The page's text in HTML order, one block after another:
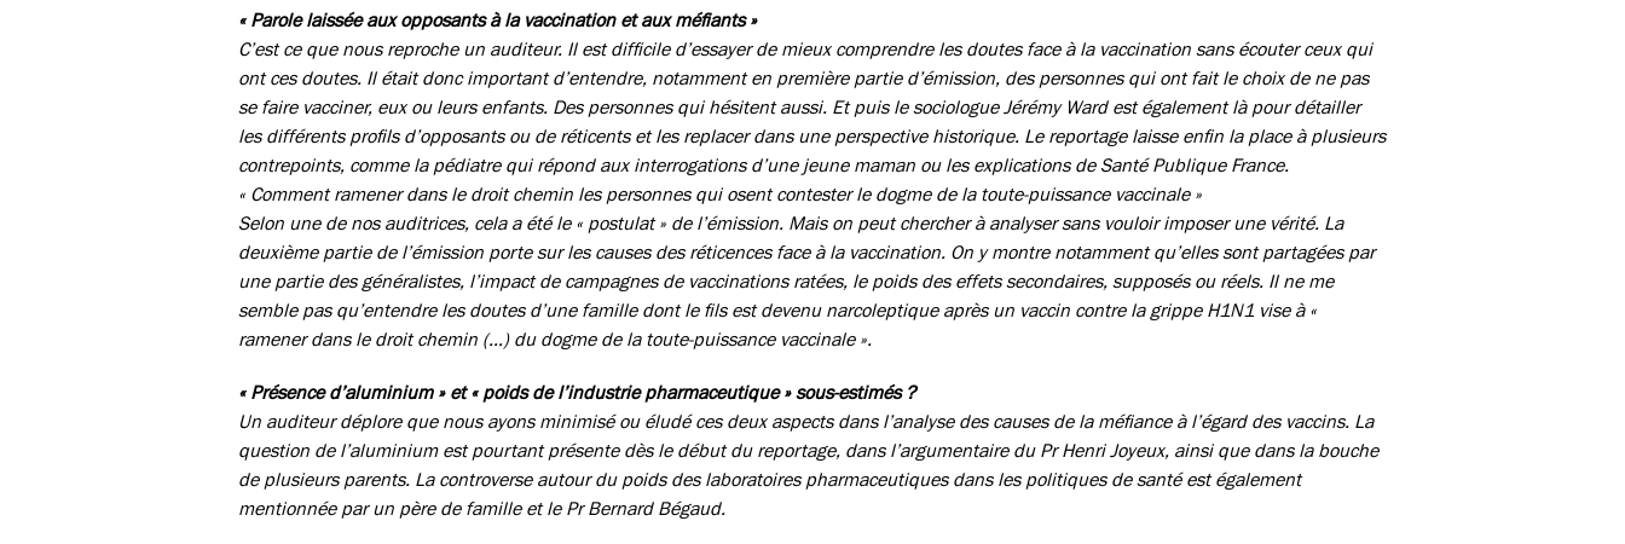
« Parole laissée aux opposants à la vaccination et aux méfiants »
C’est ce que nous reproche un auditeur. Il est difficile d’essayer de mieux comprendre les doutes face à la vaccination sans écouter ceux qui
ont ces doutes. Il était donc important d’entendre, notamment en première partie d’émission, des personnes qui ont fait le choix de ne pas
se faire vacciner, eux ou leurs enfants. Des personnes qui hésitent aussi. Et puis le sociologue Jérémy Ward est également là pour détailler
les différents profils d’opposants ou de réticents et les replacer dans une perspective historique. Le reportage laisse enfin la place à plusieurs
contrepoints, comme la pédiatre qui répond aux interrogations d’une jeune maman ou les explications de Santé Publique France.
« Comment ramener dans le droit chemin les personnes qui osent contester le dogme de la toute-puissance vaccinale »
Selon une de nos auditrices, cela a été le « postulat » de l’émission. Mais on peut chercher à analyser sans vouloir imposer une vérité. La
deuxième partie de l’émission porte sur les causes des réticences face à la vaccination. On y montre notamment qu’elles sont partagées par
une partie des généralistes, l’impact de campagnes de vaccinations ratées, le poids des effets secondaires, supposés ou réels. Il ne me
semble pas qu’entendre les doutes d’une famille dont le fils est devenu narcoleptique après un vaccin contre la grippe H1N1 vise à «
ramener dans le droit chemin (…) du dogme de la toute-puissance vaccinale ».
« Présence d’aluminium » et « poids de l’industrie pharmaceutique » sous-estimés ?
Un auditeur déplore que nous ayons minimisé ou éludé ces deux aspects dans l’analyse des causes de la méfiance à l’égard des vaccins. La
question de l’aluminium est pourtant présente dès le début du reportage, dans l’argumentaire du Pr Henri Joyeux, ainsi que dans la bouche
de plusieurs parents. La controverse autour du poids des laboratoires pharmaceutiques dans les politiques de santé est également
mentionnée par un père de famille et le Pr Bernard Bégaud.